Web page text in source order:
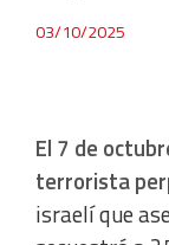
03/10/2025
El 7 de
terrorista
israelí que